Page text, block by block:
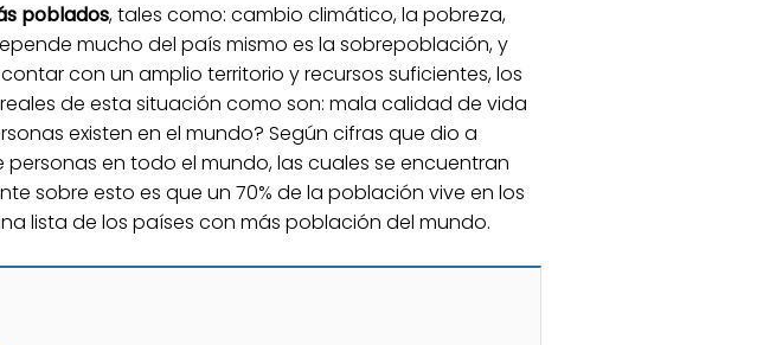
poblados, tales como: cambio climático, la pobreza,
mucho del país mismo es la sobrepoblación, y
con un amplio territorio y recursos suficientes, los
de esta situación como son: mala calidad de vida
existen en el mundo? Según cifras que dio a
personas en todo el mundo, las cuales se encuentran
sobre esto es que un 70% de la población vive en los
lista de los países con más población del mundo.